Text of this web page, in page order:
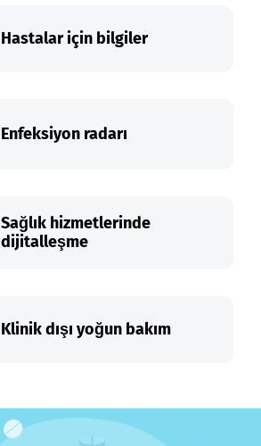
Hastalar için bilgiler
Enfeksiyon radarı
Sağlık hizmetlerinde
dijitalleşme
Klinik dışı yoğun bakım